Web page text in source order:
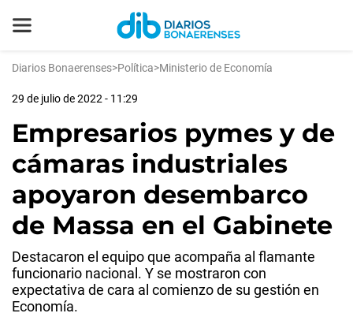
Diarios Bonaerenses>Política>Ministerio de Economía
29 de julio de 2022 - 11:29
Empresarios pymes y de
cámaras industriales
apoyaron desembarco
de Massa en el Gabinete
Destacaron el equipo que acompaña al flamante
funcionario nacional. Y se mostraron con
expectativa de cara al comienzo de su gestión en
Economía.